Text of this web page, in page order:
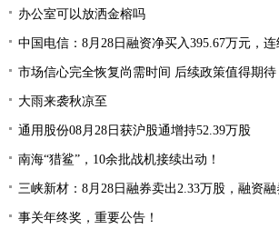
办公室可以放洒金榕吗
中国电信：8月28日融资净买入395.67万元，连续3日
市场信心完全恢复尚需时间 后续政策值得期待
大雨来袭秋凉至
通用股份08月28日获沪股通增持52.39万股
南海“猎鲨”，10余批战机接续出动！
三峡新材：8月28日融券卖出2.33万股，融资
事关年终奖，重要公告！